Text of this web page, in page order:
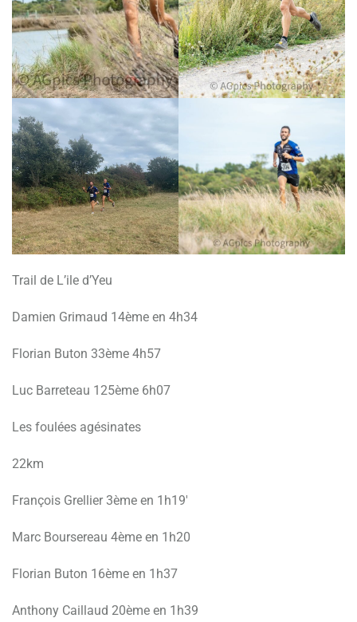
Trail de L’ile d’Yeu
Damien Grimaud 14ème en 4h34
Florian Buton 33ème 4h57
Luc Barreteau 125ème 6h07
Les foulées agésinates
22km
François Grellier 3ème en 1h19′
Marc Boursereau 4ème en 1h20
Florian Buton 16ème en 1h37
Anthony Caillaud 20ème en 1h39